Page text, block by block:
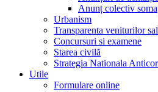
Anunț colectiv
Urbanism
Transparenta veniturilor
Concursuri si examene
Starea civilă
Strategia Nationala
Utile
Formulare online